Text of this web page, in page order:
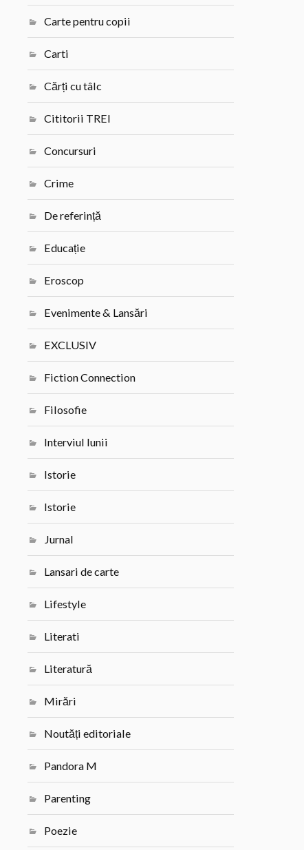
Carte pentru copii
Carti
Cărți cu tâlc
Cititorii TREI
Concursuri
Crime
De referință
Educație
Eroscop
Evenimente & Lansări
EXCLUSIV
Fiction Connection
Filosofie
Interviul lunii
Istorie
Istorie
Jurnal
Lansari de carte
Lifestyle
Literati
Literatură
Mirări
Noutăți editoriale
Pandora M
Parenting
Poezie